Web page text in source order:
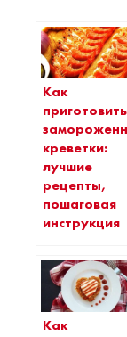
Как
приготовить
креветки:
лучшие
рецепты,
пошаговая
инструкция
Как